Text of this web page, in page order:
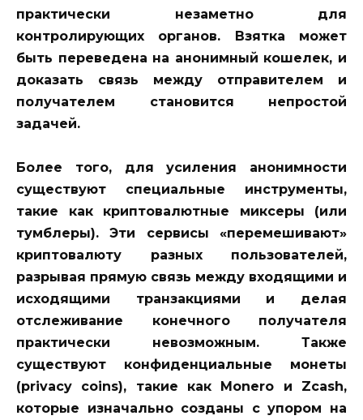
практически незаметно для
контролирующих органов. Взятка может
быть переведена на анонимный кошелек, и
доказать связь между отправителем и
получателем становится непростой
задачей.
Более того, для усиления анонимности
существуют специальные инструменты,
такие как криптовалютные миксеры (или
тумблеры). Эти сервисы «перемешивают»
криптовалюту разных пользователей,
разрывая прямую связь между входящими и
исходящими транзакциями и делая
отслеживание конечного получателя
практически невозможным. Также
существуют конфиденциальные монеты
(privacy coins), такие как Monero и Zcash,
которые изначально созданы с упором на